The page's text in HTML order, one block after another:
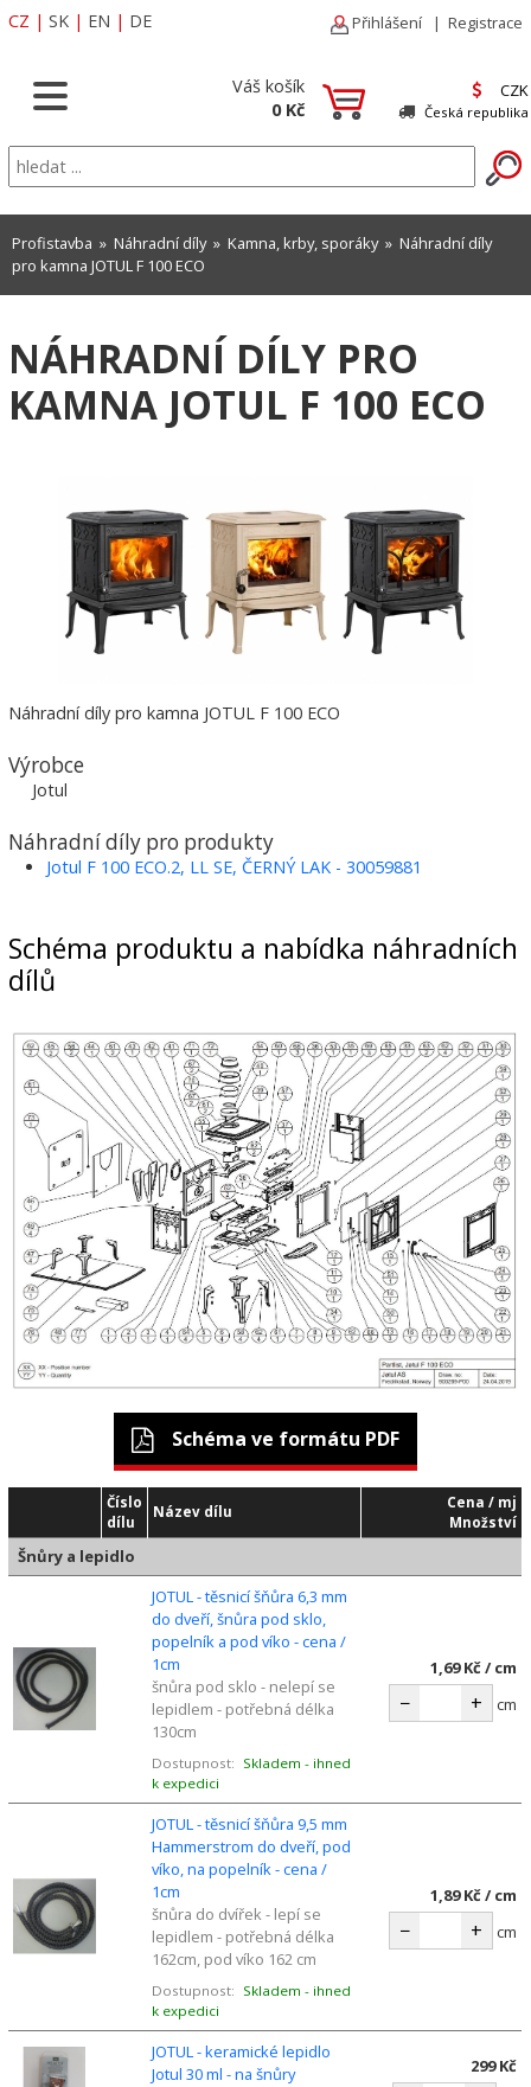
CZ | SK | EN | DE Přihlášení | Registrace
Váš košík
0 Kč
CZK
Česká republika
Profistavba » Náhradní díly» Kamna, krby, sporáky» Náhradní díly
pro kamna JOTUL F 100 ECO
NÁHRADNÍ DÍLY PRO
KAMNA JOTUL F 100 ECO
Náhradní díly pro kamna JOTUL F 100 ECO
Výrobce
Jotul
Náhradní díly pro produkty
Jotul F 100 ECO.2, LL SE, ČERNÝ LAK - 30059881
Schéma produktu a nabídka náhradních
dílů
Schéma ve formátu PDF
Číslo
dílu
Název dílu
Cena / mj
Množství
Šnůry a lepidlo
JOTUL - těsnicí šňůra 6,3 mm
do dveří, šnůra pod sklo,
popelník a pod víko - cena /
1cm
šnůra pod sklo - nelepí se
lepidlem - potřebná délka
130cm
Dostupnost: Skladem - ihned
k expedici
1,69 Kč / cm
− + cm
JOTUL - těsnicí šňůra 9,5 mm
Hammerstrom do dveří, pod
víko, na popelník - cena /
1cm
šnůra do dvířek - lepí se
lepidlem - potřebná délka
162cm, pod víko 162 cm
Dostupnost: Skladem - ihned
k expedici
1,89 Kč / cm
− + cm
JOTUL - keramické lepidlo
Jotul 30 ml - na šnůry
299 Kč